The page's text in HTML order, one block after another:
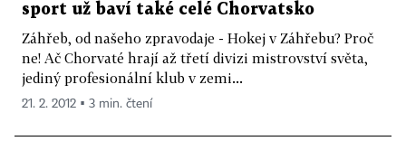
sport už baví také celé Chorvatsko
Záhřeb, od našeho zpravodaje - Hokej v Záhřebu? Proč
ne! Ač Chorvaté hrají až třetí divizi mistrovství světa,
jediný profesionální klub v zemi...
21. 2. 2012 ▪ 3 min. čtení